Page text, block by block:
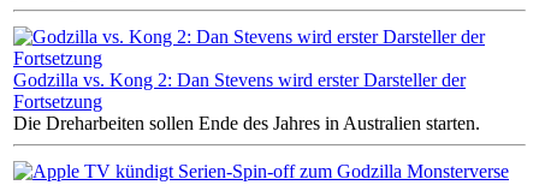
Godzilla vs. Kong 2: Dan Stevens wird erster Darsteller der
Fortsetzung
Die Dreharbeiten sollen Ende des Jahres in Australien starten.